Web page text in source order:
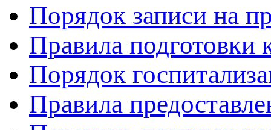
Порядок записи на
Правила подготовки
Порядок
Правила